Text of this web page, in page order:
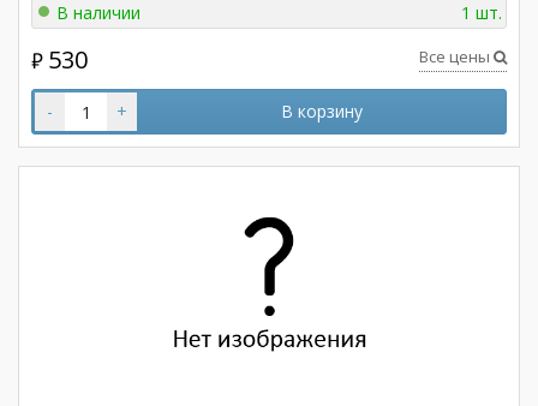
В наличии 1 шт.
₽ 530 Все цены
- + В корзину